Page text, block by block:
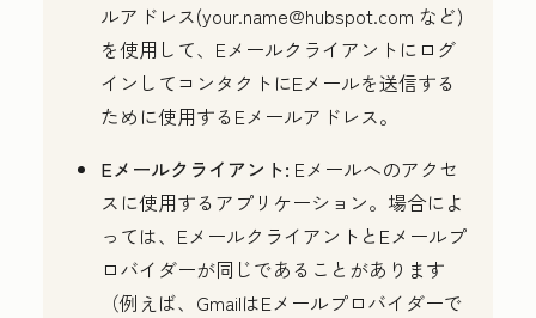
ルアドレス(your.name@hubspot.com など)
を使用して、Eメールクライアントにログ
インしてコンタクトにEメールを送信する
ために使用するEメールアドレス。
Eメールクライアント: Eメールへのアクセ
スに使用するアプリケーション。場合によ
っては、EメールクライアントとEメールプ
ロバイダーが同じであることがあります
（例えば、GmailはEメールプロバイダーで